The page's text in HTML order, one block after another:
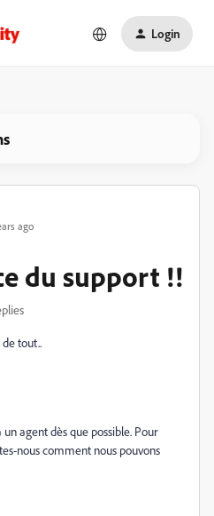
Login
ago
du support !!
tout..
agent dès que possible. Pour
nous comment nous pouvons